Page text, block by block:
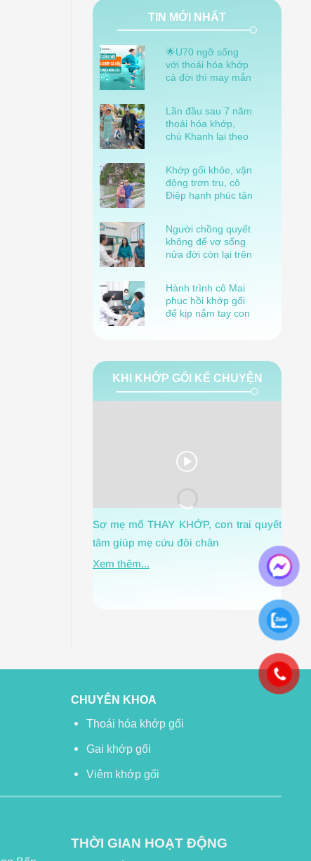
TIN MỚI NHẤT
🌟U70 ngỡ sống
với thoái hóa khớp
cả đời thì may mắn
Lần đầu sau 7 năm
thoái hóa khớp,
chú Khanh lại theo
Khớp gối khỏe, vận
động trơn tru, cô
Điệp hạnh phúc tận
Người chồng quyết
không để vợ sống
nửa đời còn lại trên
Hành trình cô Mai
phục hồi khớp gối
để kịp nắm tay con
KHI KHỚP GỐI KỂ CHUYỆN
Sợ mẹ mổ THAY KHỚP, con trai quyết
tâm giúp mẹ cứu đôi chân
Xem thêm...
Xem
CHUYÊN KHOA
Thoái hóa khớp gối
Gai khớp gối
Viêm khớp gối
THỜI GIAN HOẠT ĐỘNG